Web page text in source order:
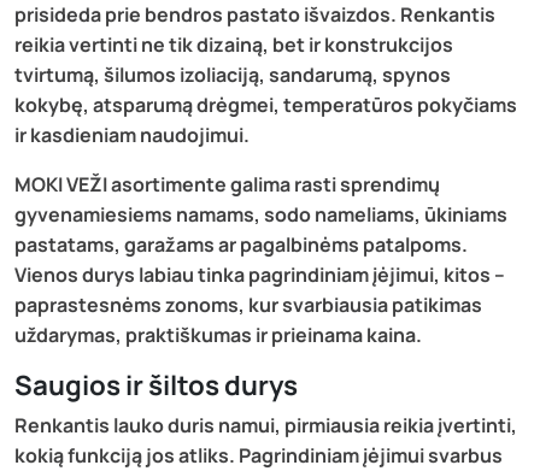
prisideda prie bendros pastato išvaizdos. Renkantis
reikia vertinti ne tik dizainą, bet ir konstrukcijos
tvirtumą, šilumos izoliaciją, sandarumą, spynos
kokybę, atsparumą drėgmei, temperatūros pokyčiams
ir kasdieniam naudojimui.
MOKI VEŽI asortimente galima rasti sprendimų
gyvenamiesiems namams, sodo nameliams, ūkiniams
pastatams, garažams ar pagalbinėms patalpoms.
Vienos durys labiau tinka pagrindiniam įėjimui, kitos –
paprastesnėms zonoms, kur svarbiausia patikimas
uždarymas, praktiškumas ir prieinama kaina.
Saugios ir šiltos durys
Renkantis lauko duris namui, pirmiausia reikia įvertinti,
kokią funkciją jos atliks. Pagrindiniam įėjimui svarbus